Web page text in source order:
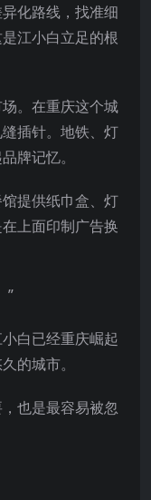
化路线，找准细
江小白立足的根
。在重庆这个城
插针。地铁、灯
牌记忆。
提供纸巾盒、灯
上面印制广告换
”
白已经重庆崛起
的城市。
也是最容易被忽